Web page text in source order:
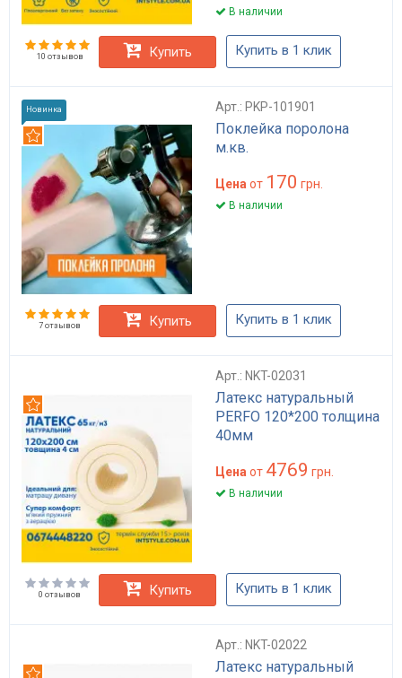
В наличии
10 отзывов Купить Купить в 1 клик
Новинка Арт.: PKP-101901
Поклейка поролона
м.кв.
Цена от 170 грн.
В наличии
7 отзывов Купить Купить в 1 клик
Арт.: NKT-02031
Латекс натуральный
PERFO 120*200 толщина
40мм
Цена от 4769 грн.
В наличии
0 отзывов Купить Купить в 1 клик
Арт.: NKT-02022
Латекс натуральный